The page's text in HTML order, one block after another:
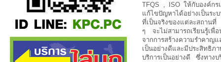
TFQS , ISO ให้กับองค์กร
แก้ไขปัญหาได้อย่างเป็นระ
ที่เป็นจริงของแต่ละสถานที่
ๆ จะไม่สามารถเรียนรู้เพื่
จากการสร้างความรำคา
เป็นอย่างดีและมีประสิท
บริการเป็นอย่างดี ซึ่งทา